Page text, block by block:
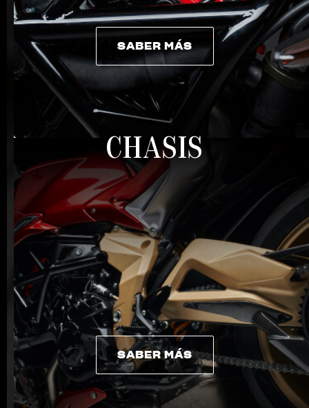
SABER MÁS
SABER MÁS
CHASIS
SABER MÁS
SABER MÁS